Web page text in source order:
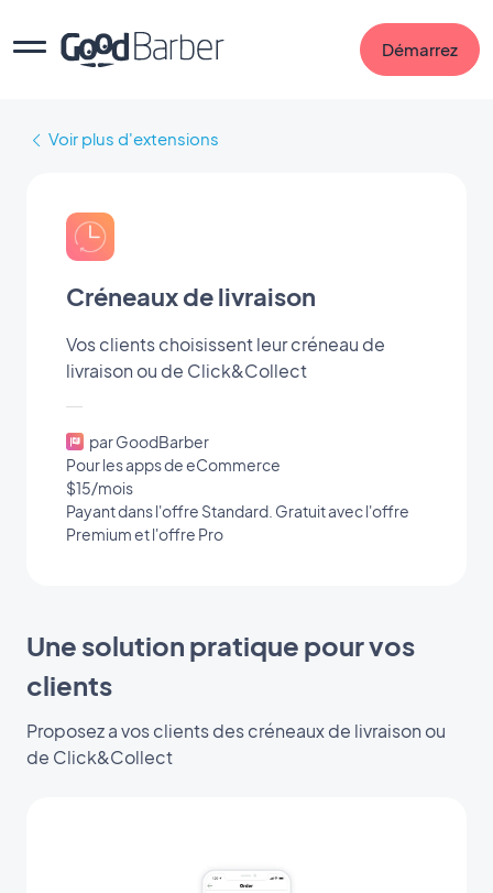
Démarrez
Voir plus d'extensions
Créneaux de livraison
Vos clients choisissent leur créneau de
livraison ou de Click&Collect
par GoodBarber
Pour les apps de eCommerce
$15/mois
Payant dans l'offre Standard. Gratuit avec l'offre
Premium et l'offre Pro
Une solution pratique pour vos
clients
Proposez a vos clients des créneaux de livraison ou
de Click&Collect